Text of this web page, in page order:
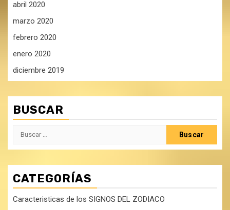
abril 2020
marzo 2020
febrero 2020
enero 2020
diciembre 2019
BUSCAR
Buscar:
CATEGORÍAS
Caracteristicas de los SIGNOS DEL ZODIACO